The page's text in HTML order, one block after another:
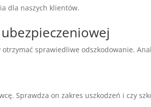
dla naszych klientów.
sprawiedliwe odszkodowanie.
Sprawdza on zakres uszkodzeń i czy